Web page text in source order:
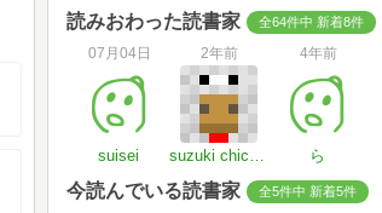
読みおわった読書家 全64件中 新着8件
07月04日
suisei
2年前
suzuki chicken
4年前
ら
今読んでいる読書家 全5件中 新着5件